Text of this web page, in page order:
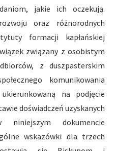
jakie ich oczekują.
oraz różnorodnych
formacji kapłańskiej
związany z osobistym
z duszpasterskim
komunikowania
na podjęcie
doświadczeń uzyskanych
dokumencie
wskazówki dla trzech